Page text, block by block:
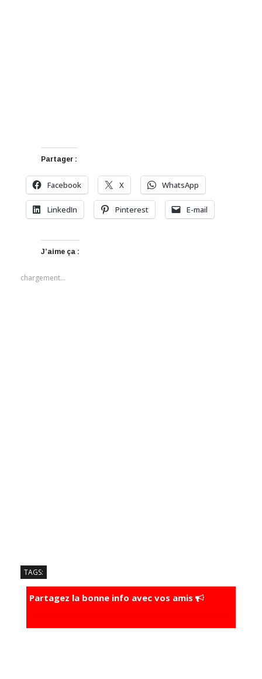
Partager :
Facebook X WhatsApp
LinkedIn Pinterest E-mail
J’aime ça :
chargement…
TAGS:
Partagez la bonne info avec vos amis